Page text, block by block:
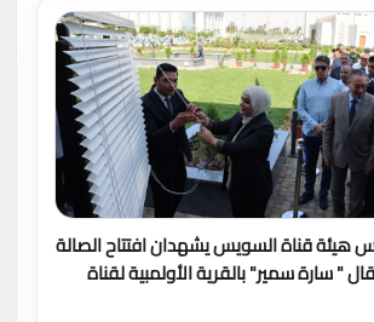
هيئة قناة السويس يشهدان افتتاح الصالة
" سارة سمير" بالقرية الأولمبية لقناة